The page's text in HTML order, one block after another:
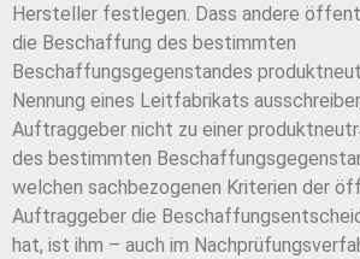
Hersteller festlegen. Dass andere
die Beschaffung des bestimmten
Beschaffungsgegenstandes
Nennung eines Leitfabrikats
Auftraggeber nicht zu einer
des bestimmten
welchen sachbezogenen Kriterien der
Auftraggeber die
hat, ist ihm – auch im